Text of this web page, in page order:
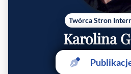
Twórca Stron
Karolina